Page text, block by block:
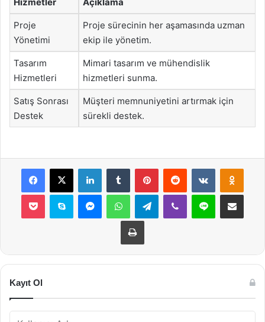
Proje
Yönetimi
Proje sürecinin her aşamasında uzman
ekip ile yönetim.
Tasarım
Hizmetleri
Mimari tasarım ve mühendislik
hizmetleri sunma.
Satış Sonrası
Destek
Müşteri memnuniyetini artırmak için
sürekli destek.
Facebook
X LinkedInTumblr PinterestReddit VKontakte
Pocket Skype MessengerWhatsAppTelegramViber Line E-Posta ile
Yazdır
Kayıt Ol